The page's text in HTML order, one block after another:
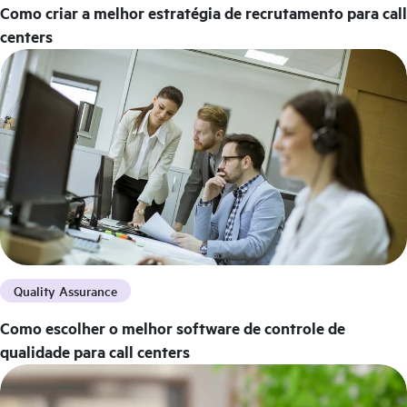
Quality Assurance
Como escolher o melhor software de controle de
qualidade para call centers
Como criar a melhor estratégia de recrutamento para call
centers